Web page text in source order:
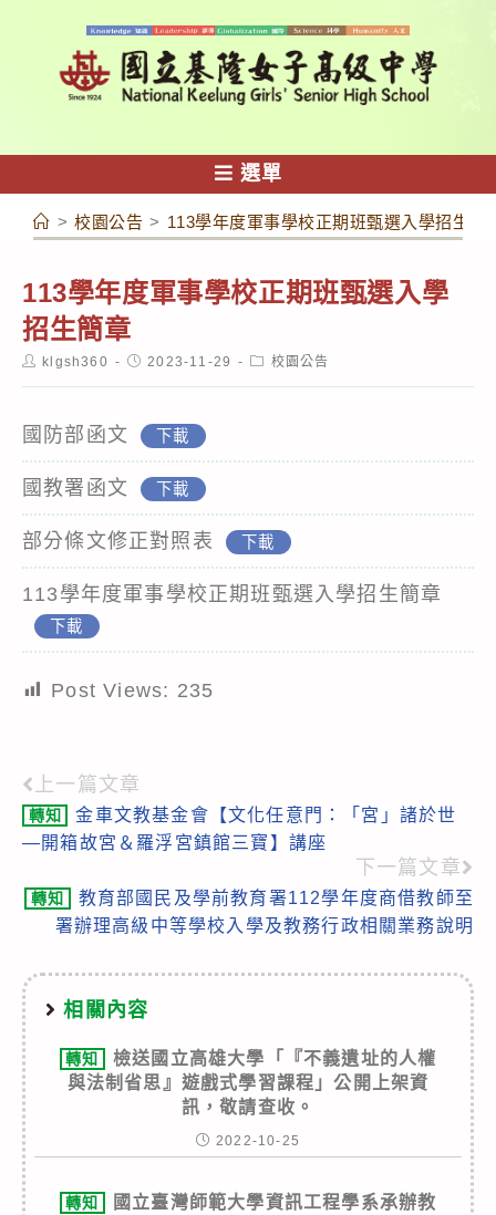
容
選單
> 校園公告 > 113學年度軍事學校正期班甄選入學招生簡
113學年度軍事學校正期班甄選入學
招生簡章
Postklgsh360
Post2023-11-29
Post校園公告
國防部函文 下載
國教署函文 下載
部分條文修正對照表 下載
113學年度軍事學校正期班甄選入學招生簡章
下載
Post Views: 235
Read
more
上一篇文章
轉知
金車文教基金會【文化任意門：「宮」諸於世
—開箱故宮＆羅浮宮鎮館三寶】講座
下一篇文章
轉知
教育部國民及學前教育署112學年度商借教師至
署辦理高級中等學校入學及教務行政相關業務說明
相關內容
轉知
檢送國立高雄大學「『不義遺址的人權
與法制省思』遊戲式學習課程」公開上架資
訊，敬請查收。
2022-10-25
轉知
國立臺灣師範大學資訊工程學系承辦教